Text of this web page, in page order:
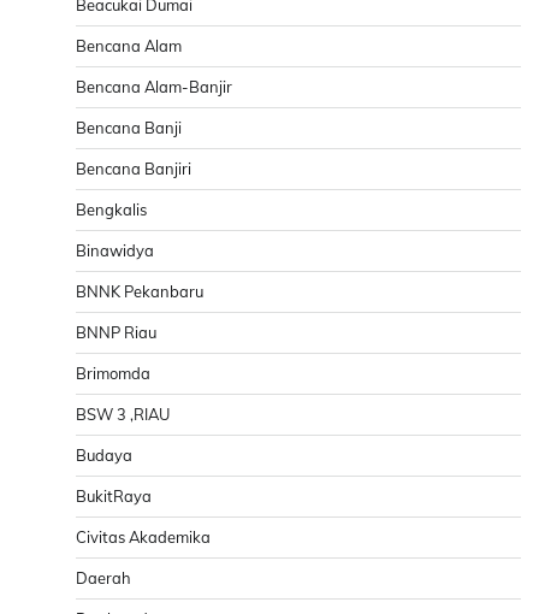
Beacukai Dumai
Bencana Alam
Bencana Alam-Banjir
Bencana Banji
Bencana Banjiri
Bengkalis
Binawidya
BNNK Pekanbaru
BNNP Riau
Brimomda
BSW 3 ,RIAU
Budaya
BukitRaya
Civitas Akademika
Daerah